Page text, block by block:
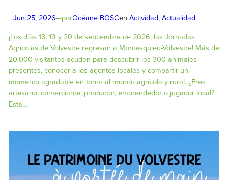
Jun 25, 2026—porOcéane BOSCen Actividad, Actualidad
¡Los días 18, 19 y 20 de septiembre de 2026, las Jornadas
Agrícolas de Volvestre regresan a Montesquieu-Volvestre! Más de
20.000 visitantes acuden para descubrir los 300 animales
presentes, conocer a los agentes locales y compartir un
momento agradable en torno al mundo agrícola y rural. ¿Eres
artesano, comerciante, productor, emprendedor o jugador local?
Esta…